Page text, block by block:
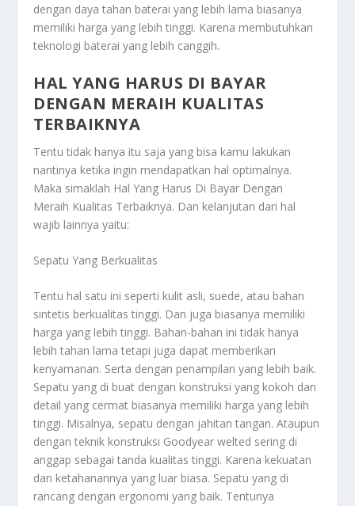
dengan daya tahan baterai yang lebih lama biasanya
memiliki harga yang lebih tinggi. Karena membutuhkan
teknologi baterai yang lebih canggih.
HAL YANG HARUS DI BAYAR
DENGAN MERAIH KUALITAS
TERBAIKNYA
Tentu tidak hanya itu saja yang bisa kamu lakukan
nantinya ketika ingin mendapatkan hal optimalnya.
Maka simaklah Hal Yang Harus Di Bayar Dengan
Meraih Kualitas Terbaiknya. Dan kelanjutan dari hal
wajib lainnya yaitu:
Sepatu Yang Berkualitas
Tentu hal satu ini seperti kulit asli, suede, atau bahan
sintetis berkualitas tinggi. Dan juga biasanya memiliki
harga yang lebih tinggi. Bahan-bahan ini tidak hanya
lebih tahan lama tetapi juga dapat memberikan
kenyamanan. Serta dengan penampilan yang lebih baik.
Sepatu yang di buat dengan konstruksi yang kokoh dan
detail yang cermat biasanya memiliki harga yang lebih
tinggi. Misalnya, sepatu dengan jahitan tangan. Ataupun
dengan teknik konstruksi Goodyear welted sering di
anggap sebagai tanda kualitas tinggi. Karena kekuatan
dan ketahanannya yang luar biasa. Sepatu yang di
rancang dengan ergonomi yang baik. Tentunya